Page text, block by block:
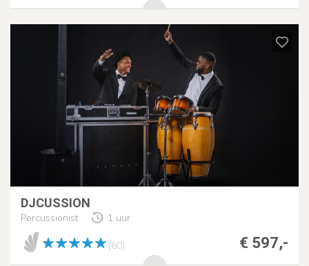
DJCUSSION
Percussionist 1 uur
€ 597,-
(60)